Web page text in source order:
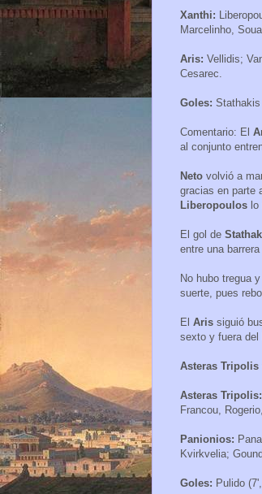
Xanthi:
Marcelinho,
Aris: Vellidis;
Cesarec.
Goles: Stathakis
Comentario: El
al conjunto
Neto volvió a
gracias en parte
Liberopoulos lo
El gol de
entre una
No hubo tregua y
suerte, pues
El Aris siguió
sexto y fuera del
Asteras Tripolis
Asteras Tripolis:
Francou,
Panionios:
Kvirkvelia;
Goles: Pulido